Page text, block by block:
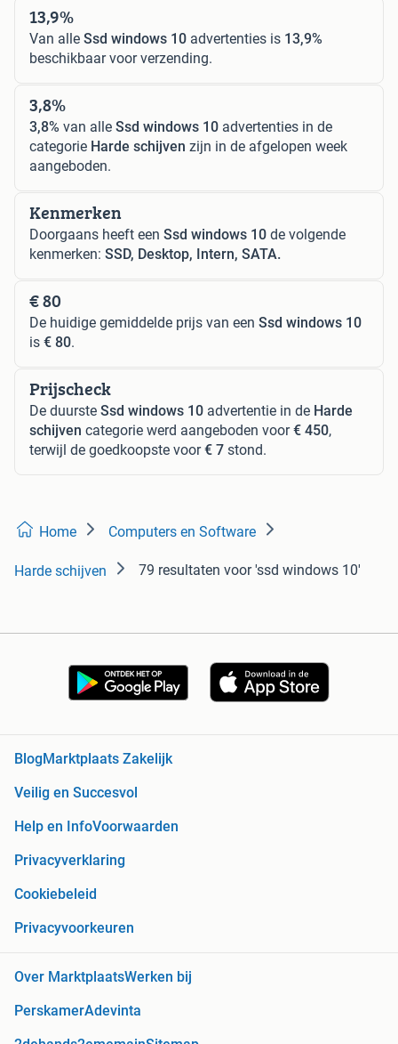
13,9%
Van alle Ssd windows 10 advertenties is 13,9%
beschikbaar voor verzending.
3,8%
3,8% van alle Ssd windows 10 advertenties in de
categorie Harde schijven zijn in de afgelopen week
aangeboden.
Kenmerken
Doorgaans heeft een Ssd windows 10 de volgende
kenmerken: SSD, Desktop, Intern, SATA.
€ 80
De huidige gemiddelde prijs van een Ssd windows 10
is € 80.
Prijscheck
De duurste Ssd windows 10 advertentie in de Harde
schijven categorie werd aangeboden voor€ 450,
terwijl de goedkoopste voor€ 7 stond.
Home Computers en Software
Harde schijven 79 resultaten voor 'ssd windows 10'
BlogMarktplaats Zakelijk
Veilig en Succesvol
Help en InfoVoorwaarden
Privacyverklaring
Cookiebeleid
Privacyvoorkeuren
Over MarktplaatsWerken bij
PerskamerAdevinta